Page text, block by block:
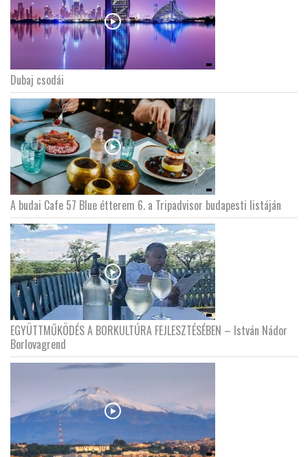
Dubaj csodái
A budai Cafe 57 Blue étterem 6. a Tripadvisor budapesti listáján
EGYÜTTMŰKÖDÉS A BORKULTÚRA FEJLESZTÉSÉBEN – István Nádor
Borlovagrend